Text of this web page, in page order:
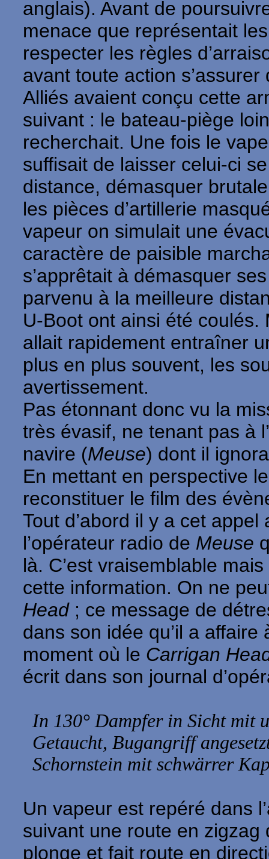
anglais). Avant de
menace que représentait
respecter les règles
avant toute action
Alliés avaient conçu cette
suivant : le bateau-piège
recherchait. Une fois le
suffisait de laisser celui-ci
distance, démasquer
les pièces d’artillerie
vapeur on simulait une
caractère de paisible
s’apprêtait à démasquer
parvenu à la meilleure
U-Boot ont ainsi été
allait rapidement entraîner
plus en plus souvent, les
avertissement.
Pas étonnant donc vu la
très évasif, ne tenant pas à
navire (Meuse) dont il
En mettant en perspective
reconstituer le film des
Tout d’abord il y a cet
l’opérateur radio de Meuse
là. C’est vraisemblable
cette information. On ne
Head; ce message de
dans son idée qu’il a
moment où le Carrigan
écrit dans son journal
In 130° Dampfer in Sicht mit
Getaucht, Bugangriff
Schornstein mit schwärrer
Un vapeur est repéré dans
suivant une route en zigzag
plonge et fait route en